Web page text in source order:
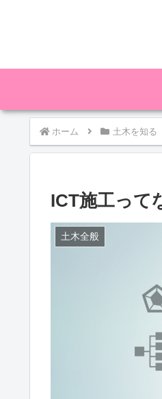
ホーム 土木を知る
ICT施工って
土木全般